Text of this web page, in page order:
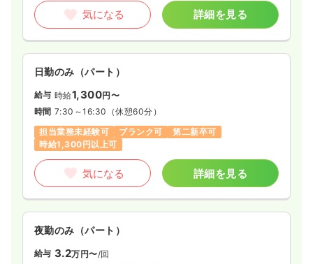
気になる 詳細を見る
日勤のみ（パート）
給与 時給1,300円〜
時間 7:30～16:30 （休憩60分）
担当業務未経験可
ブランク可
第二新卒可
時給1,300円以上可
気になる 詳細を見る
夜勤のみ（パート）
給与 3.2万円〜/回